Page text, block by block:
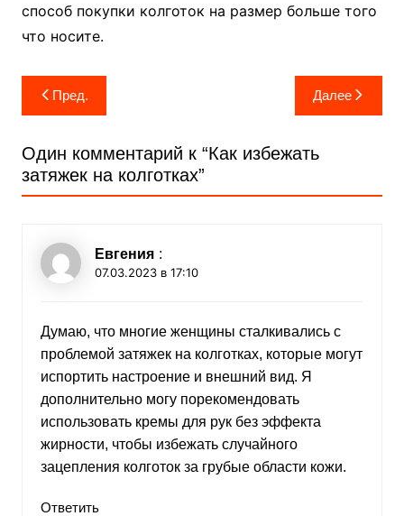
способ покупки колготок на размер больше того
что носите.
Навигация
по
записям
Пред. Далее
Один комментарий к “Как избежать
затяжек на колготках”
Евгения :
07.03.2023 в 17:10
Думаю, что многие женщины сталкивались с
проблемой затяжек на колготках, которые могут
испортить настроение и внешний вид. Я
дополнительно могу порекомендовать
использовать кремы для рук без эффекта
жирности, чтобы избежать случайного
зацепления колготок за грубые области кожи.
Ответить